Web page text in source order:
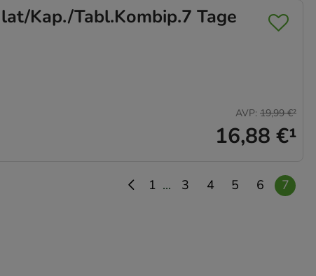
Kap./Tabl.Kombip.7 Tage
16,88 €¹
AVP: 19,99 €²
1 ... 3 4 5 6 7